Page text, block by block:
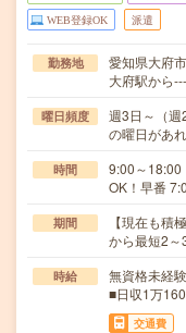
WEB登録OK 派遣
勤務地
愛知県大府市
大府駅から
曜日頻度
週3日～（週
の曜日があ
時間
9:00～18:00
OK！早番
期間
【現在も積
から最短2～
時給
無資格未経
■日収1万
交通費